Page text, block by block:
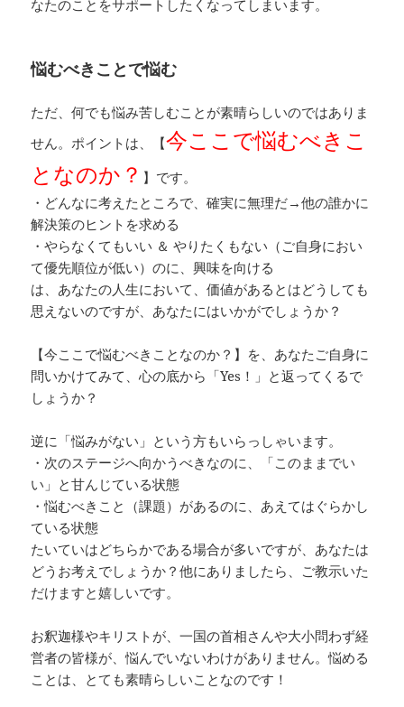
なたのことをサポートしたくなってしまいます。
悩むべきことで悩む
ただ、何でも悩み苦しむことが素晴らしいのではありま
せん。ポイントは、【今ここで悩むべきこ
となのか？ 】です。
・どんなに考えたところで、確実に無理だ→他の誰かに
解決策のヒントを求める
・やらなくてもいい ＆ やりたくもない（ご自身におい
て優先順位が低い）のに、興味を向ける
は、あなたの人生において、価値があるとはどうしても
思えないのですが、あなたにはいかがでしょうか？
【今ここで悩むべきことなのか？】を、あなたご自身に
問いかけてみて、心の底から「Yes！」と返ってくるで
しょうか？
逆に「悩みがない」という方もいらっしゃいます。
・次のステージへ向かうべきなのに、「このままでい
い」と甘んじている状態
・悩むべきこと（課題）があるのに、あえてはぐらかし
ている状態
たいていはどちらかである場合が多いですが、あなたは
どうお考えでしょうか？他にありましたら、ご教示いた
だけますと嬉しいです。
お釈迦様やキリストが、一国の首相さんや大小問わず経
営者の皆様が、悩んでいないわけがありません。悩める
ことは、とても素晴らしいことなのです！